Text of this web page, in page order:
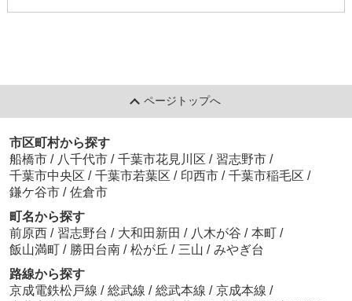
ページトップへ
市区町村から探す
船橋市 / 八千代市 / 千葉市花見川区 / 習志野市 /
千葉市中央区 / 千葉市若葉区 / 印西市 / 千葉市稲毛区 /
鎌ケ谷市 / 佐倉市
町名から探す
前原西 / 習志野台 / 大和田新田 / 八木が谷 / 本町 /
飯山満町 / 勝田台南 / 松が丘 / 三山 / みやぎ台
路線から探す
京成電鉄松戸線 / 総武線 / 総武本線 / 京成本線 /